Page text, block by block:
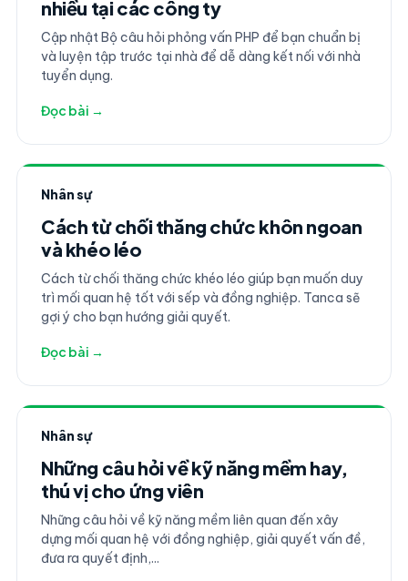
nhiều tại các công ty
Cập nhật Bộ câu hỏi phỏng vấn PHP để bạn chuẩn bị
và luyện tập trước tại nhà để dễ dàng kết nối với nhà
tuyển dụng.
Đọc bài →
Nhân sự
Cách từ chối thăng chức khôn ngoan
và khéo léo
Cách từ chối thăng chức khéo léo giúp bạn muốn duy
trì mối quan hệ tốt với sếp và đồng nghiệp. Tanca sẽ
gợi ý cho bạn hướng giải quyết.
Đọc bài →
Nhân sự
Những câu hỏi về kỹ năng mềm hay,
thú vị cho ứng viên
Những câu hỏi về kỹ năng mềm liên quan đến xây
dựng mối quan hệ với đồng nghiệp, giải quyết vấn đề,
đưa ra quyết định,...